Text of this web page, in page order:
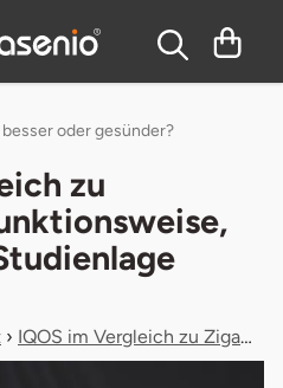
oder gesünder?
zu
› IQOS im Vergleich zu Zigaretten – F...